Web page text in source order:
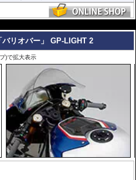
リオバー」 GP-LIGHT 2
)で拡大表示